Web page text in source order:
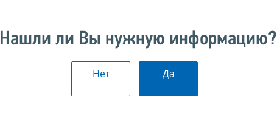
Нашли ли Вы нужную информацию?
Нет Да